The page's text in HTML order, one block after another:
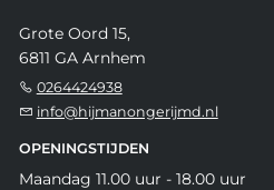
Grote Oord 15,
6811 GA Arnhem
0264424938
info@hijmanongerijmd.nl
OPENINGSTIJDEN
Maandag 11.00 uur - 18.00 uur